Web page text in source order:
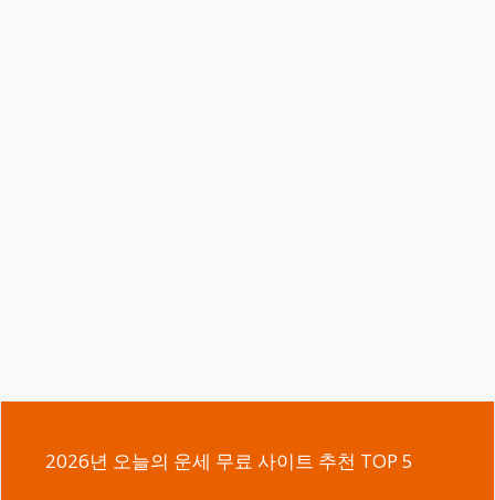
2026년 오늘의 운세 무료 사이트 추천 TOP 5